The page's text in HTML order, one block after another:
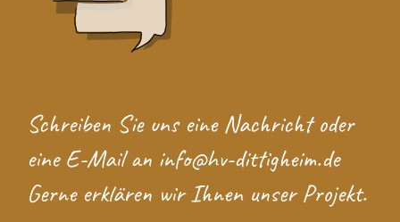
Schreiben Sie uns eine Nachrichtoder
eine E-Mail an info@hv-dittigheim.de
Gerne erklären wir Ihnen unser Projekt.